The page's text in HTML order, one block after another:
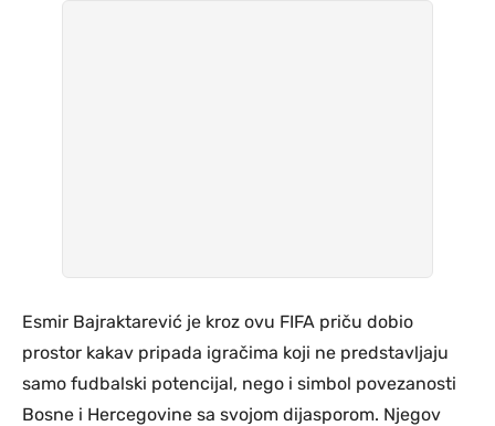
Esmir Bajraktarević je kroz ovu FIFA priču dobio
prostor kakav pripada igračima koji ne predstavljaju
samo fudbalski potencijal, nego i simbol povezanosti
Bosne i Hercegovine sa svojom dijasporom. Njegov